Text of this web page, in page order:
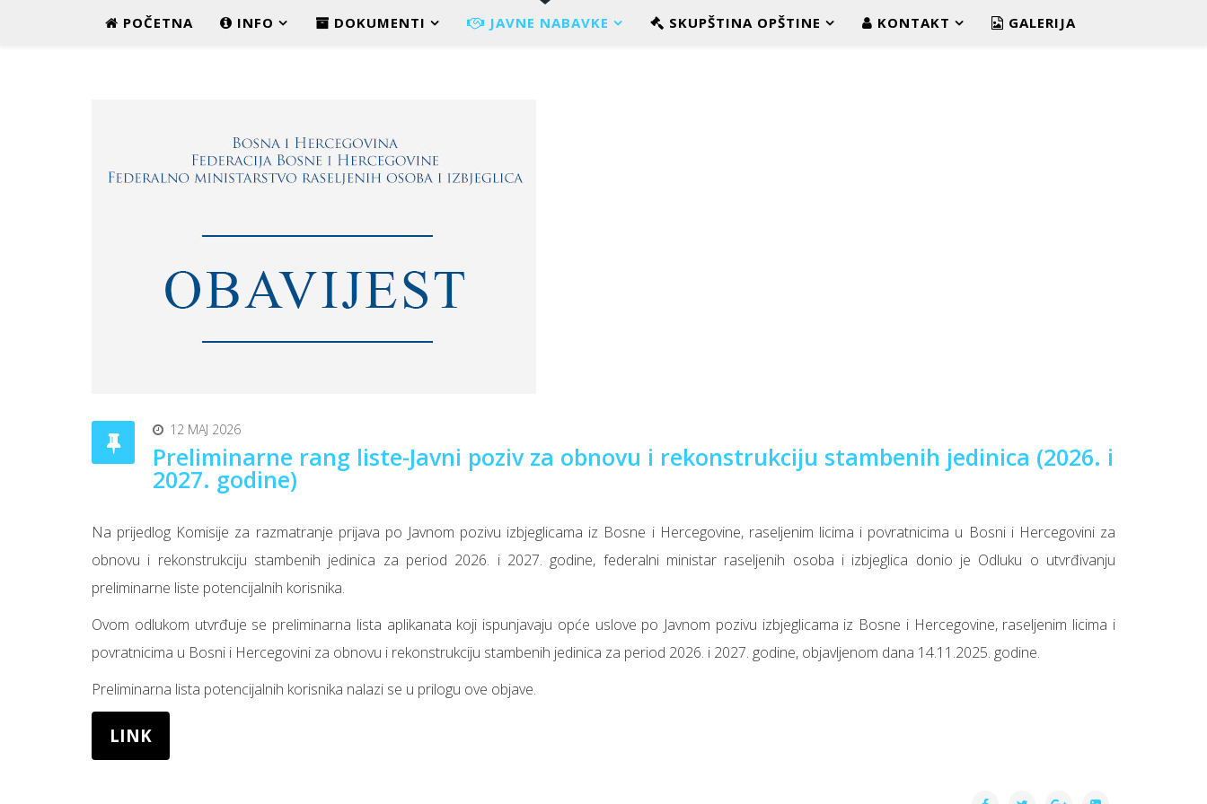
POČETNA INFO DOKUMENTI JAVNE NABAVKE SKUPŠTINA OPŠTINE KONTAKT GALERIJA
12 MAJ 2026
Preliminarne rang liste-Javni poziv za obnovu i rekonstrukciju stambenih jedinica (2026. i
2027. godine)
Na prijedlog Komisije za razmatranje prijava po Javnom pozivu izbjeglicama iz Bosne i Hercegovine, raseljenim licima i povratnicima u Bosni i Hercegovini za
obnovu i rekonstrukciju stambenih jedinica za period 2026. i 2027. godine, federalni ministar raseljenih osoba i izbjeglica donio je Odluku o utvrđivanju
preliminarne liste potencijalnih korisnika.
Ovom odlukom utvrđuje se preliminarna lista aplikanata koji ispunjavaju opće uslove po Javnom pozivu izbjeglicama iz Bosne i Hercegovine, raseljenim licima i
povratnicima u Bosni i Hercegovini za obnovu i rekonstrukciju stambenih jedinica za period 2026. i 2027. godine, objavljenom dana 14.11.2025. godine.
Preliminarna lista potencijalnih korisnika nalazi se u prilogu ove objave.
LINK